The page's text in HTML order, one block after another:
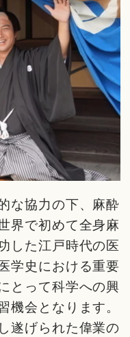
な協力の下、麻酔
界で初めて全身麻
した江戸時代の医
学史における重要
とって科学への興
機会となります。
遂げられた偉業の